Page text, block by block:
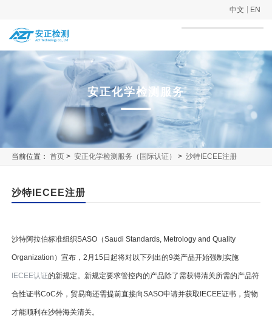
中文 EN
安正化学检测服务
当前位置：首页 >安正化学检测服务（国际认证） >沙特IECEE注册
沙特IECEE注册
沙特阿拉伯标准组织SASO（Saudi Standards, Metrology and Quality
Organization）宣布，2月15日起将对以下列出的9类产品开始强制实施
IECEE认证的新规定。新规定要求管控内的产品除了需获得清关所需的产品符
合性证书CoC外，贸易商还需提前直接向SASO申请并获取IECEE证书，货物
才能顺利在沙特海关清关。